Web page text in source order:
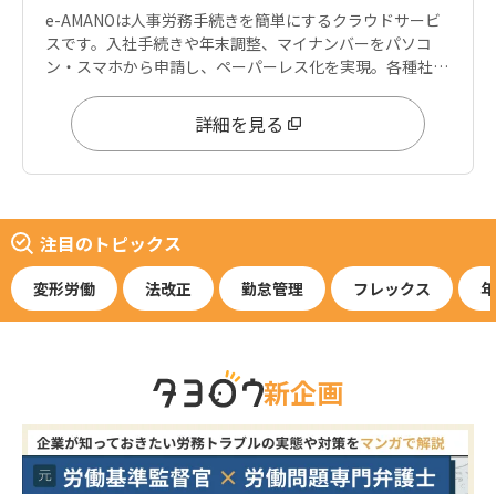
e-AMANOは人事労務手続きを簡単にするクラウドサービ
スです。入社手続きや年末調整、マイナンバーをパソコ
ン・スマホから申請し、ペーパーレス化を実現。各種社会
詳細を見る
注目のトピックス
変形労働 法改正 勤怠管理 フレックス
新企画